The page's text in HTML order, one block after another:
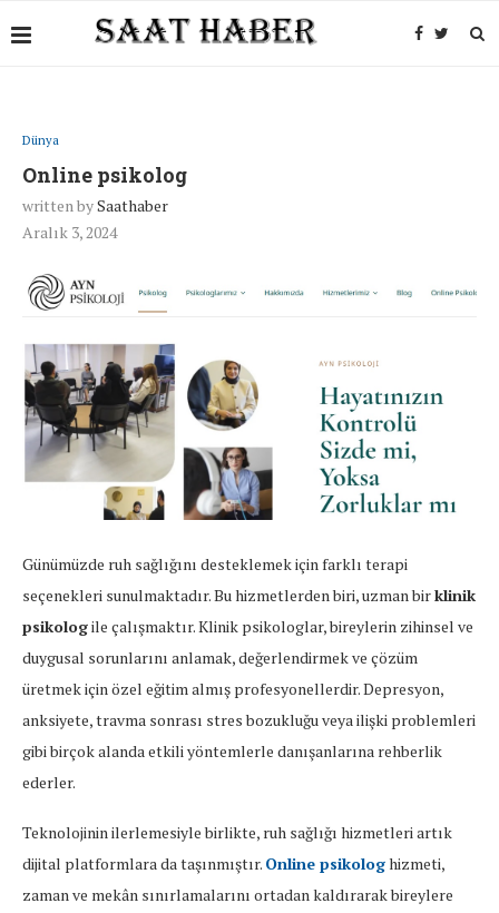
Dünya
Online psikolog
written bySaathaber
Aralık 3, 2024
Günümüzde ruh sağlığını desteklemek için farklı terapi
seçenekleri sunulmaktadır. Bu hizmetlerden biri, uzman birklinik
psikologile çalışmaktır. Klinik psikologlar, bireylerin zihinsel ve
duygusal sorunlarını anlamak, değerlendirmek ve çözüm
üretmek için özel eğitim almış profesyonellerdir. Depresyon,
anksiyete, travma sonrası stres bozukluğu veya ilişki problemleri
gibi birçok alanda etkili yöntemlerle danışanlarına rehberlik
ederler.
Teknolojinin ilerlemesiyle birlikte, ruh sağlığı hizmetleri artık
dijital platformlara da taşınmıştır. Online psikologhizmeti,
zaman ve mekân sınırlamalarını ortadan kaldırarak bireylere